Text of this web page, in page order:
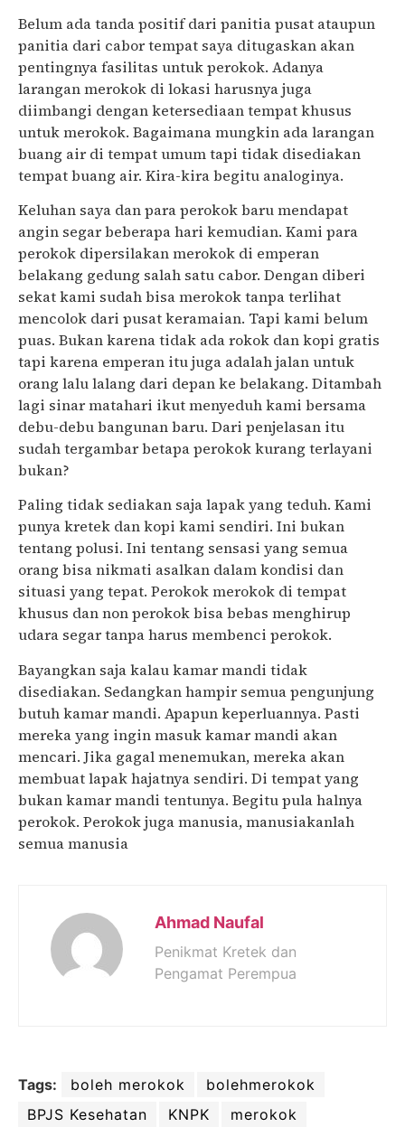
Belum ada tanda positif dari panitia pusat ataupun
panitia dari cabor tempat saya ditugaskan akan
pentingnya fasilitas untuk perokok. Adanya
larangan merokok di lokasi harusnya juga
diimbangi dengan ketersediaan tempat khusus
untuk merokok. Bagaimana mungkin ada larangan
buang air di tempat umum tapi tidak disediakan
tempat buang air. Kira-kira begitu analoginya.
Keluhan saya dan para perokok baru mendapat
angin segar beberapa hari kemudian. Kami para
perokok dipersilakan merokok di emperan
belakang gedung salah satu cabor. Dengan diberi
sekat kami sudah bisa merokok tanpa terlihat
mencolok dari pusat keramaian. Tapi kami belum
puas. Bukan karena tidak ada rokok dan kopi gratis
tapi karena emperan itu juga adalah jalan untuk
orang lalu lalang dari depan ke belakang. Ditambah
lagi sinar matahari ikut menyeduh kami bersama
debu-debu bangunan baru. Dari penjelasan itu
sudah tergambar betapa perokok kurang terlayani
bukan?
Paling tidak sediakan saja lapak yang teduh. Kami
punya kretek dan kopi kami sendiri. Ini bukan
tentang polusi. Ini tentang sensasi yang semua
orang bisa nikmati asalkan dalam kondisi dan
situasi yang tepat. Perokok merokok di tempat
khusus dan non perokok bisa bebas menghirup
udara segar tanpa harus membenci perokok.
Bayangkan saja kalau kamar mandi tidak
disediakan. Sedangkan hampir semua pengunjung
butuh kamar mandi. Apapun keperluannya. Pasti
mereka yang ingin masuk kamar mandi akan
mencari. Jika gagal menemukan, mereka akan
membuat lapak hajatnya sendiri. Di tempat yang
bukan kamar mandi tentunya. Begitu pula halnya
perokok. Perokok juga manusia, manusiakanlah
semua manusia
Ahmad Naufal
Penikmat Kretek dan
Pengamat Perempua
Tags: boleh merokok
bolehmerokok
BPJS Kesehatan
KNPK merokok